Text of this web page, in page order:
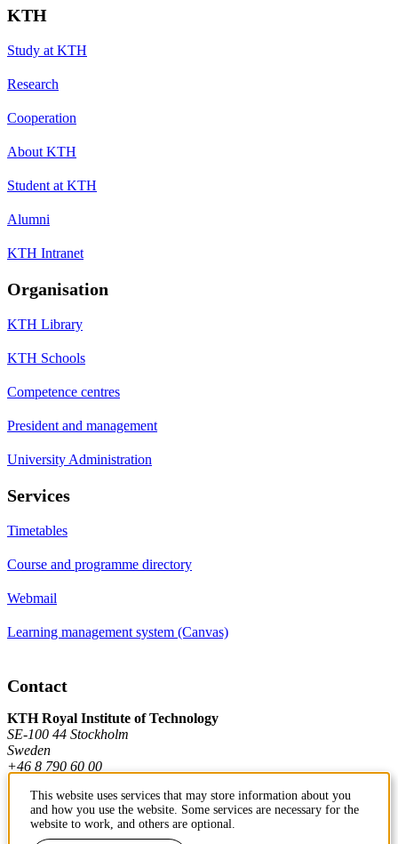
KTH
Study at KTH
Research
Cooperation
About KTH
Student at KTH
Alumni
KTH Intranet
Organisation
KTH Library
KTH Schools
Competence centres
President and management
University Administration
Services
Timetables
Course and programme directory
Webmail
Learning management system (Canvas)
Contact
KTH Royal Institute of Technology
SE-100 44 Stockholm
Sweden
+46 8 790 60 00
Contact KTH
This website uses services that may store information about you
and how you use the website. Some services are necessary for the
website to work, and others are optional.